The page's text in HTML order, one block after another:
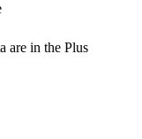
are in the Plus